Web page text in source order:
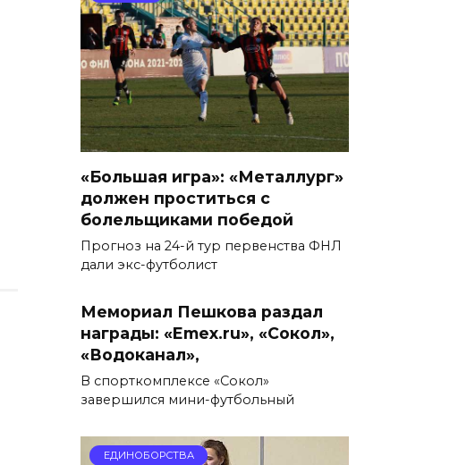
«Большая игра»: «Металлург»
должен проститься с
болельщиками победой
Прогноз на 24-й тур первенства ФНЛ
дали экс-футболист
Мемориал Пешкова раздал
награды: «Emex.ru», «Сокол»,
«Водоканал»,
В спорткомплексе «Сокол»
завершился мини-футбольный
ЕДИНОБОРСТВА